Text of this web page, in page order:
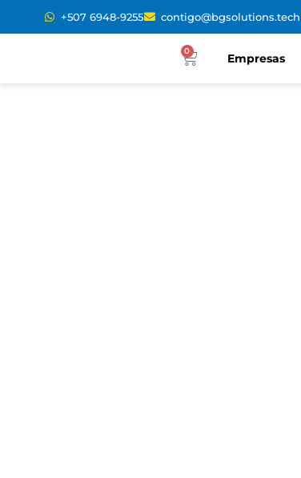
+507 6948-9255 contigo@bgsolutions.tech
0
Empresas